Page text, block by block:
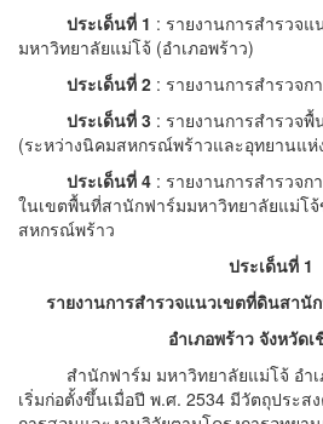
ประเด็นที่ 1 : รายงานการสำรวจ
มหาวิทยาลัยแม่โจ้ (อำเภอพร้าว)
ประเด็นที่ 2 : รายงานการสำรวจ
ประเด็นที่ 3 : รายงานการสำรวจ
(ระหว่างนิคมสหกรณ์พร้าวและอุทยานแ
ประเด็นที่ 4 : รายงานการสำรวจ
ในเขตพื้นที่สานักฟาร์มมหาวิทยาลัยแม่โ
สหกรณ์พร้าว
ประเด็นที่ 1
รายงานการสำรวจแนวเขตที่ดินสานั
อำเภอพร้าว จังหวัดเ
สำนักฟาร์ม มหาวิทยาลัยแม่โจ้ อำเภ
เริ่มก่อตั้งขึ้นเมื่อปี พ.ศ. 2534 มีวัตถุประส